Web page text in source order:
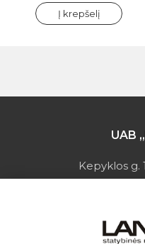
Į krepšelį
UAB
Kepyklos g.
Įmonės
PVM
A.s.:
AB